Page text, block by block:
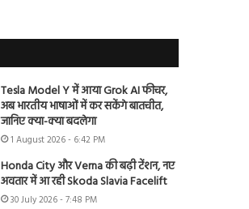
Tesla Model Y में आया Grok AI फीचर,
अब भारतीय भाषाओं में कर सकेंगे बातचीत,
जानिए क्या-क्या बदलेगा
1 August 2026 - 6:42 PM
Honda City और Verna की बढ़ी टेंशन, नए
अवतार में आ रही Skoda Slavia Facelift
30 July 2026 - 7:48 PM